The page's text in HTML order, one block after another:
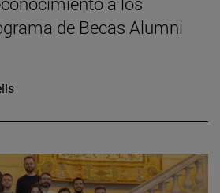
de Becas Alumni